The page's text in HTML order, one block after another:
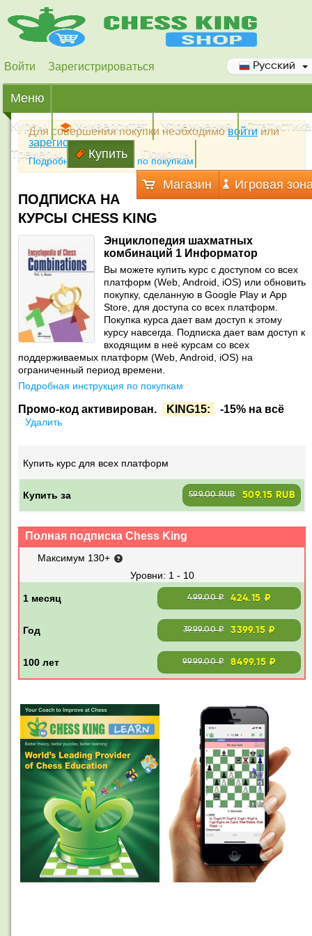
Войти Зарегистрироваться Русский
Меню
Курсы
Университет Упражнения
Статистика
Тренеры
Купить Помощь
Магазин Игровая
Для совершения покупки необходимовойтиили
зарегистрироваться
Подробная инструкция по покупкам
ПОДПИСКА НА
КУРСЫ CHESS KING
Энциклопедия шахматных
комбинаций 1 Информатор
Вы можете купить курс с доступом со всех
платформ (Web, Android, iOS) или обновить
покупку, сделанную в Google Play и App
Store, для доступа со всех платформ.
Покупка курса дает вам доступ к этому
курсу навсегда. Подписка дает вам доступ к
входящим в неё курсам со всех
поддерживаемых платформ (Web, Android, iOS) на
ограниченный период времени.
Подробная инструкция по покупкам
Промо-код активирован. KING15: -15% на всё
Удалить
Купить курс для всех платформ
Купить за 599.00 RUB 509.15 RUB
Полная подписка Chess King
Максимум 130+
1 - 10
499.00 ₽ 424.15 ₽
3999.00 ₽ 3399.15 ₽
9999.00 ₽ 8499.15 ₽